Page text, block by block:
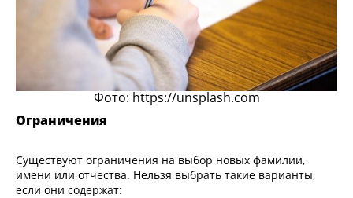
Фото: https://unsplash.com
Ограничения
Существуют ограничения на выбор новых фамилии,
имени или отчества. Нельзя выбрать такие варианты,
если они содержат: